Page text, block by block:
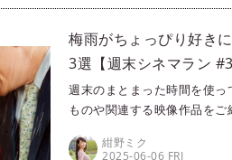
梅雨がちょっぴり好き
3選【週末シネマラン
週末のまとまった時間を使
ものや関連する映像作品を
きる映画・ドラマ・アニメの
紺野ミク
2025-06-06 FRI